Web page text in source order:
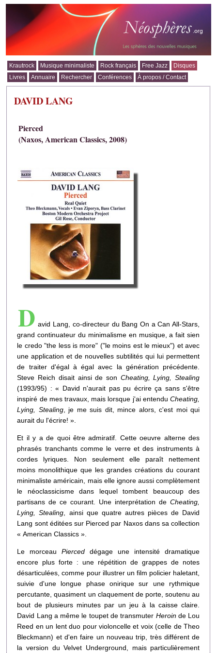
Krautrock Musique minimaliste Rock français Free Jazz
Disques
Livres
Annuaire Rechercher Conférences À propos / Contact
DAVID LANG
Pierced
(Naxos, American Classics, 2008)
D avid Lang, co-directeur du Bang On a Can All-Stars,
grand continuateur du minimalisme en musique, a fait sien
le credo "the less is more" ("le moins est le mieux") et avec
une application et de nouvelles subtilités qui lui permettent
de traiter d'égal à égal avec la génération précédente.
Steve Reich disait ainsi de son Cheating, Lying, Stealing
(1993/95) : « David n'aurait pas pu écrire ça sans s'être
inspiré de mes travaux, mais lorsque j'ai entenduCheating,
Lying, Stealing, je me suis dit, mince alors, c'est moi qui
aurait du l'écrire! ».
Et il y a de quoi être admiratif. Cette oeuvre alterne des
phrasés tranchants comme le verre et des instruments à
cordes lyriques. Non seulement elle paraît nettement
moins monolithique que les grandes créations du courant
minimaliste américain, mais elle ignore aussi complètement
le néoclassicisme dans lequel tombent beaucoup des
partisans de ce courant. Une interprétation deCheating,
Lying, Stealing , ainsi que quatre autres pièces de David
Lang sont éditées sur Pierced par Naxos dans sa collection
« American Classics ».
Le morceauPierced dégage une intensité dramatique
encore plus forte : une répétition de grappes de notes
désarticulées, comme pour illustrer un film policier haletant,
suivie d'une longue phase onirique sur une rythmique
percutante, quasiment un claquement de porte, soutenu au
bout de plusieurs minutes par un jeu à la caisse claire.
David Lang a même le toupet de transmuter Heroinde Lou
Reed en un lent duo pour violoncelle et voix (celle de Theo
Bleckmann) et d'en faire un nouveau trip, très différent de
la version du Velvet Underground, mais particulièrement